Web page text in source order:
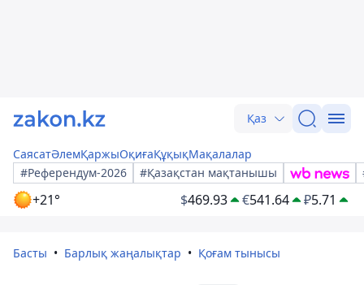
Қаз
СаясатӘлемҚаржыОқиғаҚұқықМақалалар
#Референдум-2026
#Қазақстан мақтанышы
+21° $469.93 €541.64 ₽5.71
Басты Барлық жаңалықтар Қоғам тынысы